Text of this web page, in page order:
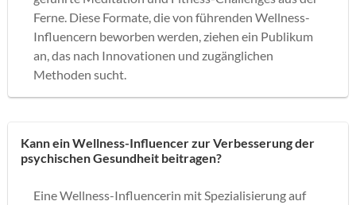
Ferne. Diese Formate, die von führenden Wellness-
Influencern beworben werden, ziehen ein Publikum
an, das nach Innovationen und zugänglichen
Methoden sucht.
Kann ein Wellness-Influencer zur Verbesserung der
psychischen Gesundheit beitragen?
Eine Wellness-Influencerin mit Spezialisierung auf